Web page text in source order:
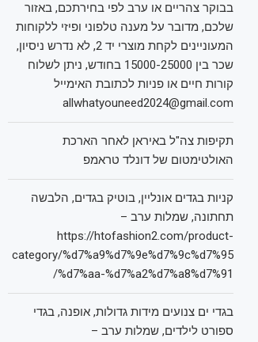
בבוקר צהריים או ערב לפי בחירתכם, באזור
שלכם, מדובר על מענה טלפוני ופיזי ללקוחות
המעוניינים לקחת מוצרי יד 2, לא נדרש ניסיון,
שכר בין 15000-25000 בחודש, ניתן לשלוח
קורות חיים או פניות לכתובת האימייל
allwhatyouneed2024@gmail.com
תקיפות צה"ל באיראן לאחר הארכת
האולטימטום של דונלד טראמפ
קניות בגדים אונליין, בוטיק בגדים, הלבשה
תחתונה, שמלות ערב –
https://htofashion2.com/product-
category/%d7%a9%d7%9e%d7%9c%d7%95
%d7%aa-%d7%a2%d7%a8%d7%91/
בגדי ים צנועים מידות גדולות, אופנה, בגדי
ספורט לילדים, שמלות ערב –